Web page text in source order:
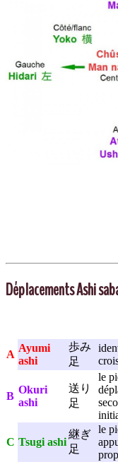
Déplacements Ashi
A
Ayumi
ashi
歩み
足
B
Okuri
ashi
送り
足
le
C Tsugi ashi
継ぎ
足
le